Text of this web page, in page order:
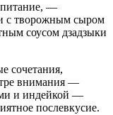
питание, —
с творожным сыром
соусом дзадзыки
сочетания,
внимания —
и индейкой —
послевкусие.